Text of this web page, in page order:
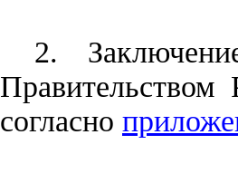
2.
Правительством
согласно